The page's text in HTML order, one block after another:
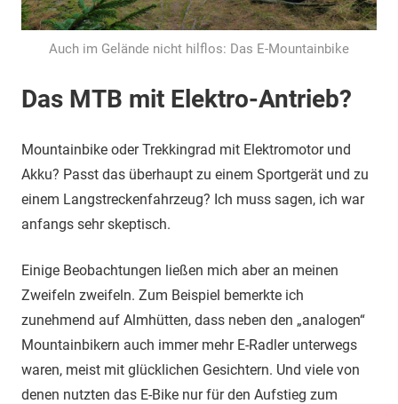
Auch im Gelände nicht hilflos: Das E-Mountainbike
Das MTB mit Elektro-Antrieb?
Mountainbike oder Trekkingrad mit Elektromotor und
Akku? Passt das überhaupt zu einem Sportgerät und zu
einem Langstreckenfahrzeug? Ich muss sagen, ich war
anfangs sehr skeptisch.
Einige Beobachtungen ließen mich aber an meinen
Zweifeln zweifeln. Zum Beispiel bemerkte ich
zunehmend auf Almhütten, dass neben den „analogen“
Mountainbikern auch immer mehr E-Radler unterwegs
waren, meist mit glücklichen Gesichtern. Und viele von
denen nutzten das E-Bike nur für den Aufstieg zum